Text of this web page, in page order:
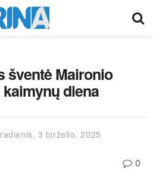
šventė Maironio
diena
3 birželio, 2025
0